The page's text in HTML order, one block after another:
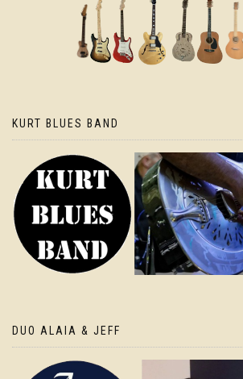
KURT BLUES BAND
DUO ALAIA & JEFF